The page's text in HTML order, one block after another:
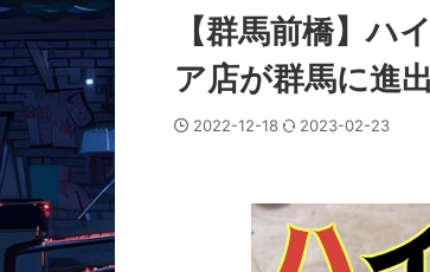
【群馬前橋】ハ
ア店が群馬に進
2022-12-18 2023-02-23